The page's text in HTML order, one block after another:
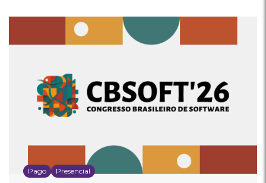
Pago Presencial